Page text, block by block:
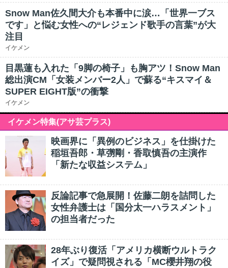
Snow Man佐久間大介も本番中に涙…「世界一ブス
です」と悩む女性への“レジェンド歌手の言葉”が大
注目
イケメン
目黒蓮も入れた「9脚の椅子」も胸アツ！Snow Man
総出演CM「女装メンバー2人」で蘇る“キスマイ＆
SUPER EIGHT版”の衝撃
イケメン
イケメン特集(アサ芸プラス)
映画界に「異例のビジネス」を仕掛けた
稲垣吾郎・草彅剛・香取慎吾の主演作
「新たな収益システム」
反論記事で急展開！佐藤二朗を詰問した
女性弁護士は「国分太一ハラスメント」
の担当者だった
28年ぶり復活「アメリカ横断ウルトラク
イズ」で疑問視される「MC櫻井翔の役